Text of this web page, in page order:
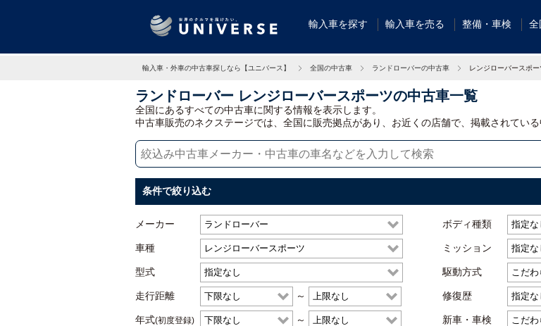
輸入車を探す 輸入車を売る 整備・車検 全
輸入車・外車の中古車探しなら【ユニバース】 全国の中古車 ランドローバーの中古車 レンジローバースポ
ランドローバー レンジローバースポーツの中古車一覧
全国にあるすべての中古車に関する情報を表示します。
中古車販売のネクステージでは、全国に販売拠点があり、お近くの店舗で、掲載されてい
条件で絞り込む
メーカー
車種
型式
走行距離 ～
年式(初度登録) ～
ボディ種類
ミッション
駆動方式
修復歴
新車・車検